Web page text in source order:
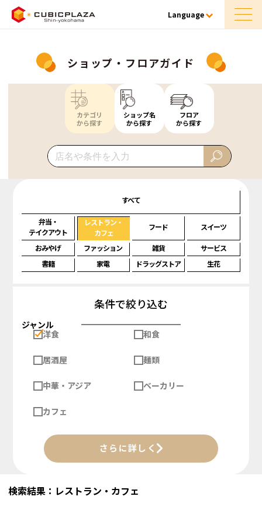
Language
ショップ・フロアガイド
カテゴリ
から探す
ショップ名
から探す
フロア
から探す
すべて
弁当・
テイクアウト
レストラン・
カフェ
フード スイーツ
おみやげ ファッション 雑貨
サービス
書籍
家電 ドラッグストア 生花
条件で絞り込む
ジャンル
洋食
和食
居酒屋 麺類
中華・アジア ベーカリー
カフェ
さらに詳しく
検索結果：レストラン・カフェ